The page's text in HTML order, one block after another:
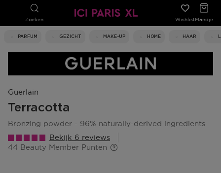
Zoeken WishlistMandje
PARFUM GEZICHT MAKE-UP HOME HAAR
Guerlain
Terracotta
bronzing powder - 96% naturally-derived ingredients
Bekijk 6 reviews
44 Beauty Member Punten